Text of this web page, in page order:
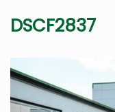
DSCF2837